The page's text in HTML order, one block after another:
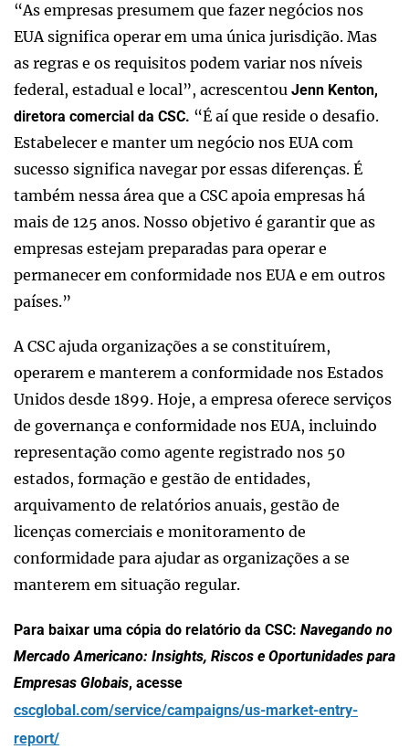
“As empresas presumem que fazer negócios nos
EUA significa operar em uma única jurisdição. Mas
as regras e os requisitos podem variar nos níveis
federal, estadual e local”, acrescentou Jenn Kenton,
diretora comercial da CSC. “É aí que reside o desafio.
Estabelecer e manter um negócio nos EUA com
sucesso significa navegar por essas diferenças. É
também nessa área que a CSC apoia empresas há
mais de 125 anos. Nosso objetivo é garantir que as
empresas estejam preparadas para operar e
permanecer em conformidade nos EUA e em outros
países.”
A CSC ajuda organizações a se constituírem,
operarem e manterem a conformidade nos Estados
Unidos desde 1899. Hoje, a empresa oferece serviços
de governança e conformidade nos EUA, incluindo
representação como agente registrado nos 50
estados, formação e gestão de entidades,
arquivamento de relatórios anuais, gestão de
licenças comerciais e monitoramento de
conformidade para ajudar as organizações a se
manterem em situação regular.
Para baixar uma cópia do relatório da CSC: Navegando no
Mercado Americano: Insights, Riscos e Oportunidades para
Empresas Globais, acesse
cscglobal.com/service/campaigns/us-market-entry-
report/